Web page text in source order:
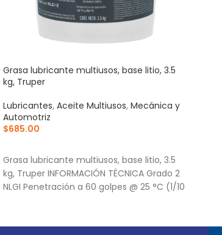
Grasa lubricante multiusos, base litio, 3.5
kg, Truper
Lubricantes, Aceite Multiusos, Mecánica y
Automotriz
$685.00
Grasa lubricante multiusos, base litio, 3.5
kg, Truper INFORMACIÓN TÉCNICA Grado 2
NLGI Penetración a 60 golpes @ 25 °C (1/10